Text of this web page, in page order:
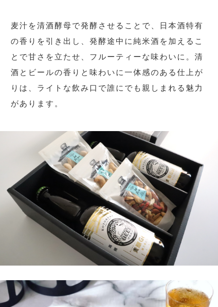
麦汁を清酒酵母で発酵させることで、日本酒特有
の香りを引き出し、発酵途中に純米酒を加えるこ
とで甘さを立たせ、フルーティーな味わいに。清
酒とビールの香りと味わいに一体感のある仕上が
りは、ライトな飲み口で誰にでも親しまれる魅力
があります。